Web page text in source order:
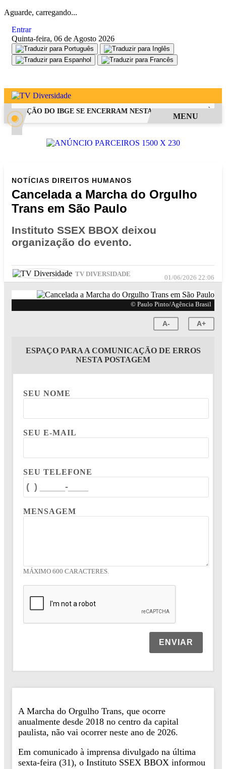
Aguarde, carregando...
Entrar
Quinta-feira, 06 de Agosto 2026
DO IBGE SE ENCERRAM NESTA QUINTA-FEIRA ÀS 14H
MENU
NOTÍCIAS DIREITOS HUMANOS
Cancelada a Marcha do Orgulho
Trans em São Paulo
Instituto SSEX BBOX deixou
organização do evento.
TV DIVERSIDADE 01/06/2026 22:06
© Paulo Pinto/Agência Brasil
A- A+
ESPAÇO PARA A COMUNICAÇÃO DE ERROS
NESTA POSTAGEM
SEU NOME
SEU E-MAIL
SEU TELEFONE
MENSAGEM
MÁXIMO 600 CARACTERES.
ENVIAR
A Marcha do Orgulho Trans, que ocorre
anualmente desde 2018 no centro da capital
paulista, não vai ocorrer neste ano de 2026.
Em comunicado à imprensa divulgado na última
sexta-feira (31), o Instituto SSEX BBOX informou